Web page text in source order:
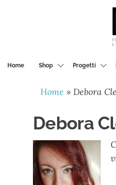
Home Shop Progetti
Home »Debora
Debora